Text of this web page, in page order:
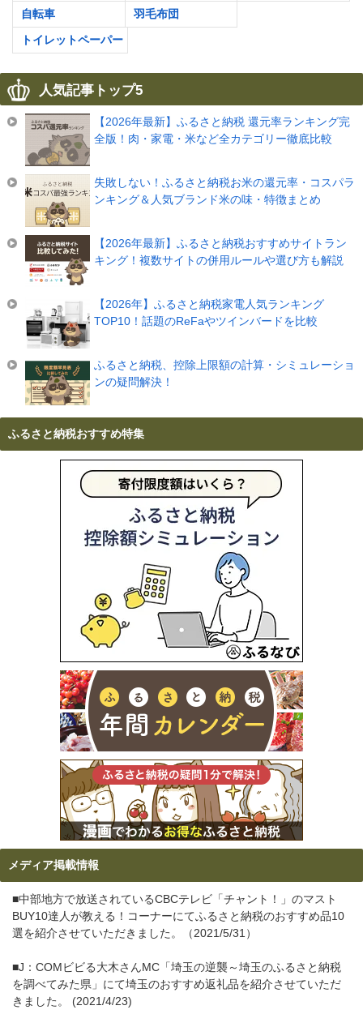
自転車
羽毛布団
トイレットペーパー
人気記事トップ5
【2026年最新】ふるさと納税 還元率ランキング完
全版！肉・家電・米など全カテゴリー徹底比較
失敗しない！ふるさと納税お米の還元率・コスパラ
ンキング＆人気ブランド米の味・特徴まとめ
【2026年最新】ふるさと納税おすすめサイトラン
キング！複数サイトの併用ルールや選び方も解説
【2026年】ふるさと納税家電人気ランキング
TOP10！話題のReFaやツインバードを比較
ふるさと納税、控除上限額の計算・シミュレーショ
ンの疑問解決！
ふるさと納税おすすめ特集
メディア掲載情報
■中部地方で放送されているCBCテレビ「チャント！」のマスト
BUY10達人が教える！コーナーにてふるさと納税のおすすめ品10
選を紹介させていただきました。（2021/5/31）
■J：COMビビる大木さんMC「埼玉の逆襲～埼玉のふるさと納税
を調べてみた県」にて埼玉のおすすめ返礼品を紹介させていただ
きました。 (2021/4/23)